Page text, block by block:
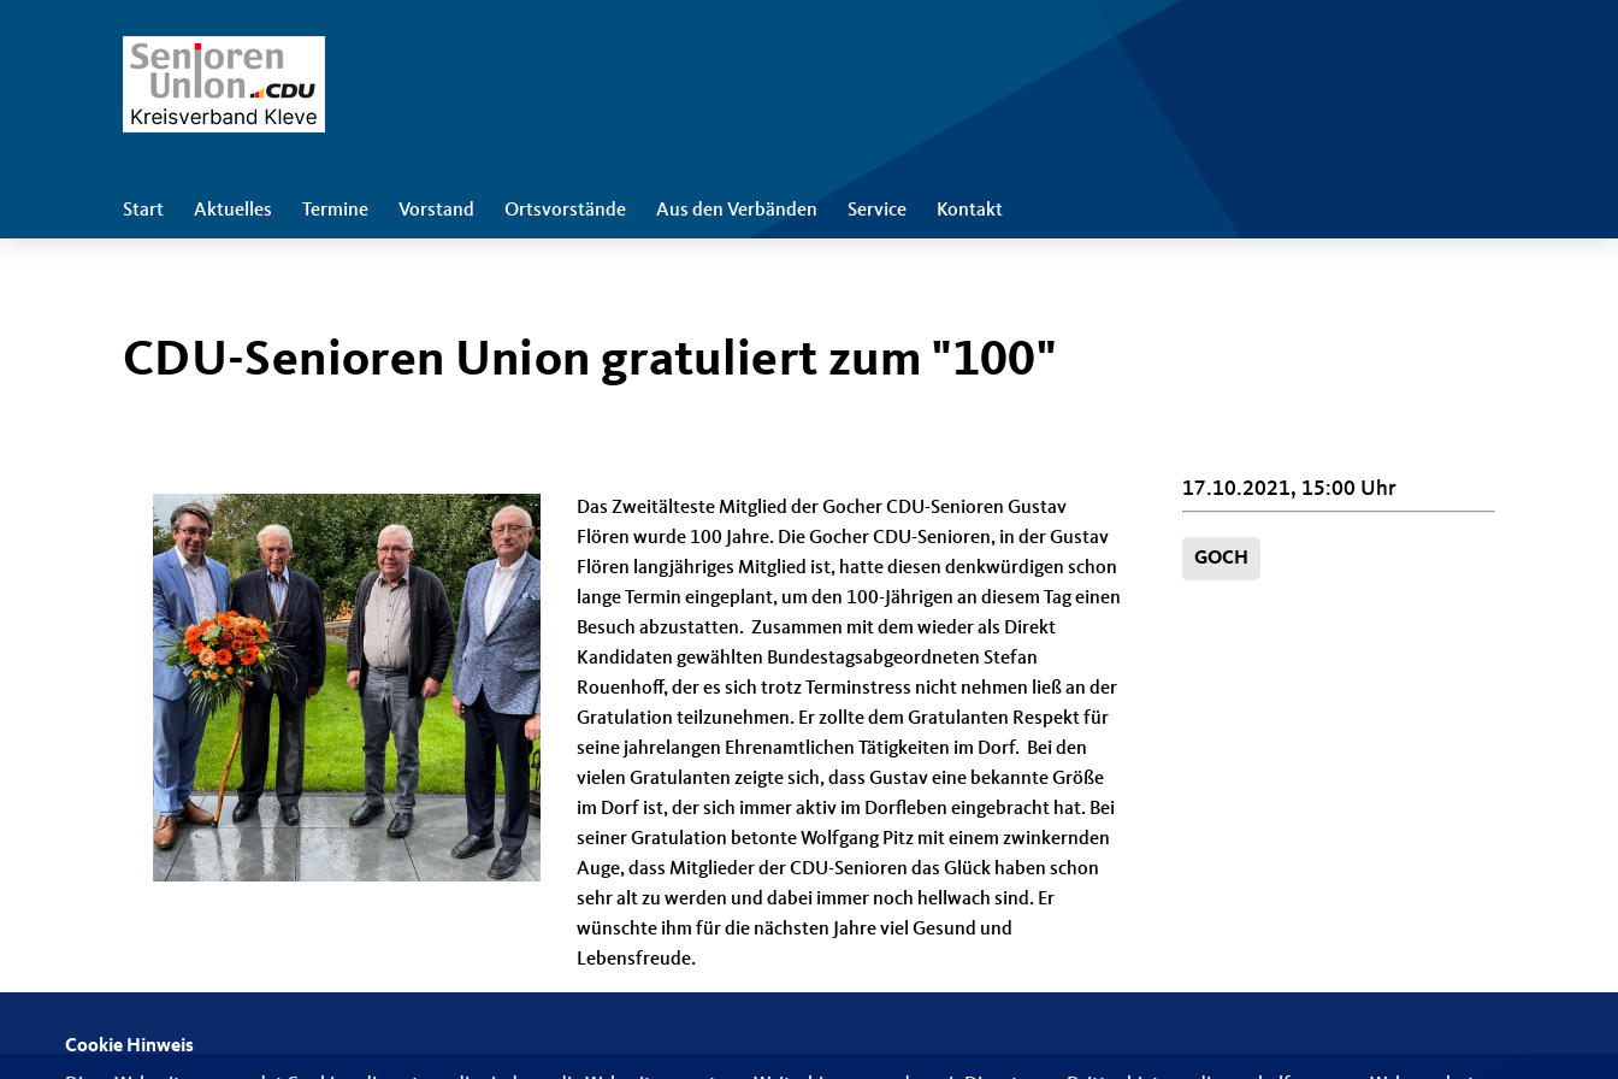
Start Aktuelles Termine Vorstand Ortsvorstände Aus den Verbänden Service Kontakt
CDU-Senioren Union gratuliert zum "100"
Das Zweitälteste Mitglied der Gocher CDU-Senioren Gustav
Flören wurde 100 Jahre. Die Gocher CDU-Senioren, in der Gustav
Flören langjähriges Mitglied ist, hatte diesen denkwürdigen schon
lange Termin eingeplant, um den 100-Jährigen an diesem Tag einen
Besuch abzustatten. Zusammen mit dem wieder als Direkt
Kandidaten gewählten Bundestagsabgeordneten Stefan
Rouenhoff, der es sich trotz Terminstress nicht nehmen ließ an der
Gratulation teilzunehmen. Er zollte dem Gratulanten Respekt für
seine jahrelangen Ehrenamtlichen Tätigkeiten im Dorf. Bei den
vielen Gratulanten zeigte sich, dass Gustav eine bekannte Größe
im Dorf ist, der sich immer aktiv im Dorfleben eingebracht hat. Bei
seiner Gratulation betonte Wolfgang Pitz mit einem zwinkernden
Auge, dass Mitglieder der CDU-Senioren das Glück haben schon
sehr alt zu werden und dabei immer noch hellwach sind. Er
wünschte ihm für die nächsten Jahre viel Gesund und
Lebensfreude.
17.10.2021, 15:00 Uhr
GOCH
Cookie Hinweis